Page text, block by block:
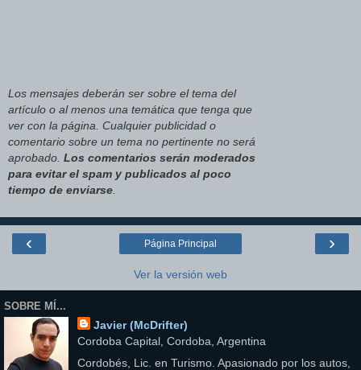
Los mensajes deberán ser sobre el tema del
artículo o al menos una temática que tenga que
ver con la página. Cualquier publicidad o
comentario sobre un tema no pertinente no será
aprobado. Los comentarios serán moderados
para evitar el spam y publicados al poco
tiempo de enviarse
‹ ›
Página Principal
Ver la versión web
SOBRE MÍ...
Javier (McDrifter)
Cordoba Capital, Cordoba, Argentina
Cordobés, Lic. en Turismo. Apasionado por los autos,